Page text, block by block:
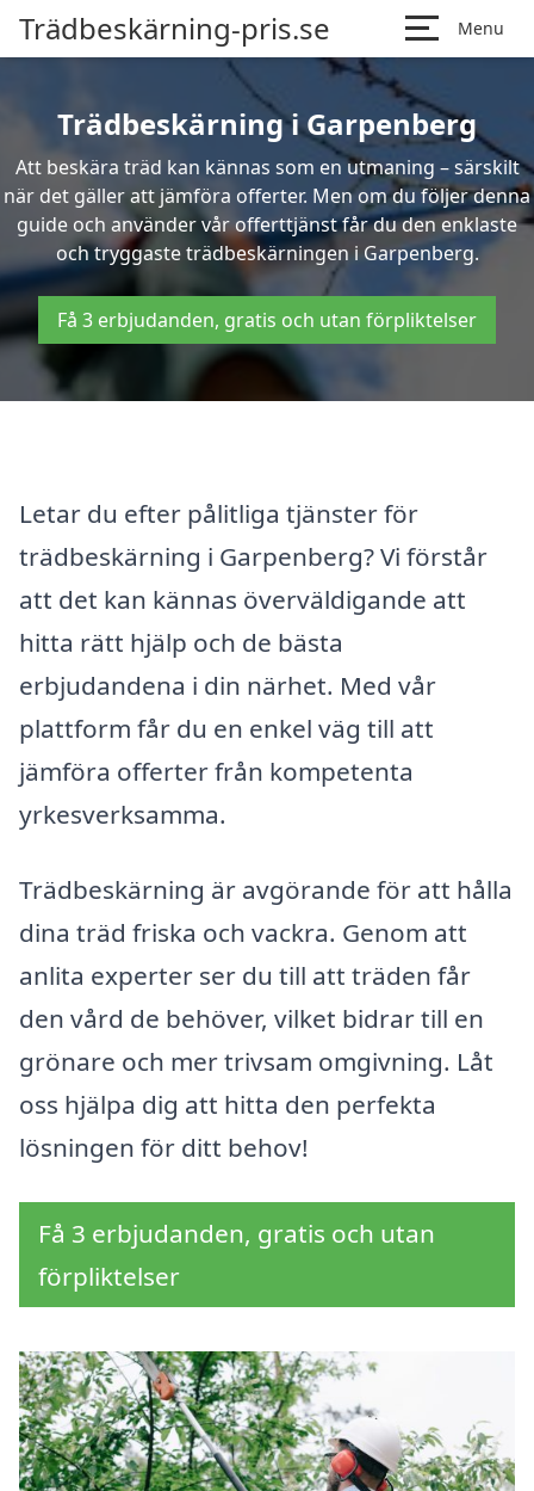
Trädbeskärning-pris.se Menu
Trädbeskärning i Garpenberg
Att beskära träd kan kännas som en utmaning – särskilt
när det gäller att jämföra offerter. Men om du följer denna
guide och använder vår offerttjänst får du den enklaste
och tryggaste trädbeskärningen i Garpenberg.
Få 3 erbjudanden, gratis och utan förpliktelser
Letar du efter pålitliga tjänster för
trädbeskärning i Garpenberg? Vi förstår
att det kan kännas överväldigande att
hitta rätt hjälp och de bästa
erbjudandena i din närhet. Med vår
plattform får du en enkel väg till att
jämföra offerter från kompetenta
yrkesverksamma.
Trädbeskärning är avgörande för att hålla
dina träd friska och vackra. Genom att
anlita experter ser du till att träden får
den vård de behöver, vilket bidrar till en
grönare och mer trivsam omgivning. Låt
oss hjälpa dig att hitta den perfekta
lösningen för ditt behov!
Få 3 erbjudanden, gratis och utan
förpliktelser